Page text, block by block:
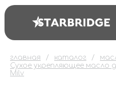
главная каталог
Сухое укрепляющее масло
Milv